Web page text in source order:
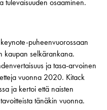
tulevaisuuden osaaminen.
puheenvuorossaan
kaupan selkärankana.
ja tasa-arvoinen
vuonna 2020. Kitack
ja kertoi että naisten
tänäkin vuonna.